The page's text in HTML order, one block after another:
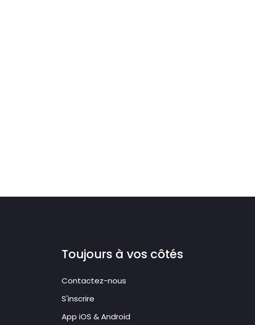
Toujours à vos côtés
Contactez-nous
S'inscrire
App iOS & Android